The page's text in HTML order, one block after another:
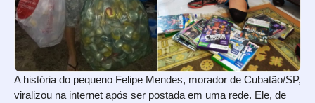
A história do pequeno Felipe Mendes, morador de Cubatão/SP,
viralizou na internet após ser postada em uma rede. Ele, de